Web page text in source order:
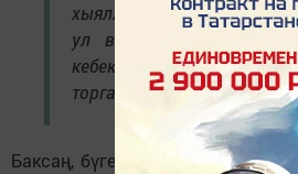
хыяллана, — дип
ул вакытта,
кебек канат кагынган
торганымны күреп.
Баксаң, бүгенге көндә алар